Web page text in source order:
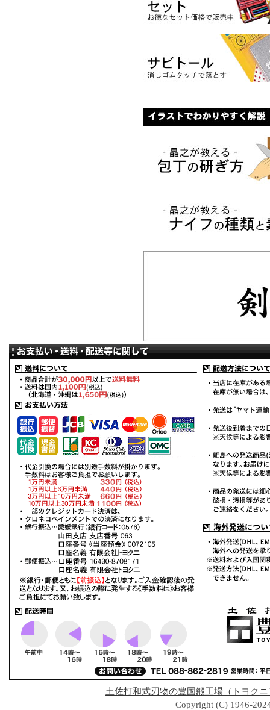
土佐打和式刃物の豊国鍛工場（トヨクニ
Copyright (C) 1946-